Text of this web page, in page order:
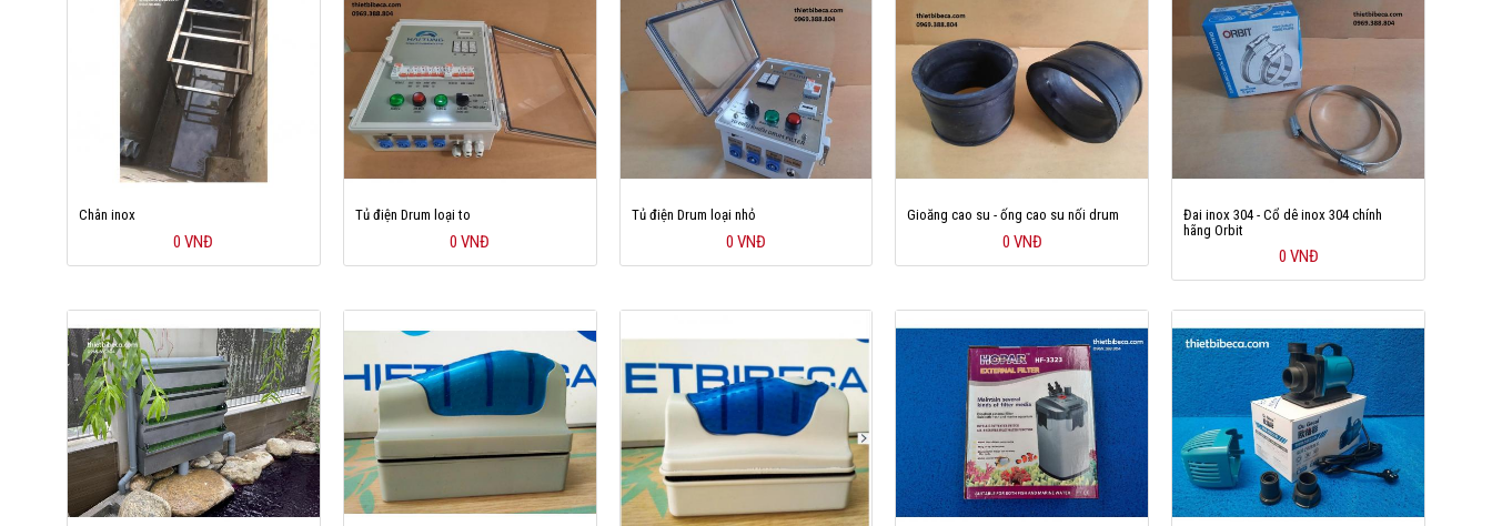
Chân inox
0 VNĐ
Tủ điện Drum loại to
0 VNĐ
Tủ điện Drum loại nhỏ
0 VNĐ
Gioăng cao su - ống cao su nối drum
0 VNĐ
Đai inox 304 - Cổ dê inox 304 chính
hãng Orbit
0 VNĐ